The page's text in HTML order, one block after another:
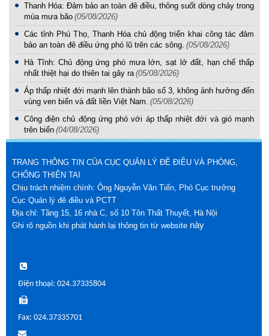
Thanh Hóa: Đảm bảo an toàn đê điều, thông suốt dòng chảy trong
mùa mưa bão (05/08/2026)
Các tỉnh Phú Thọ, Thanh Hóa chủ động triển khai công tác đảm
bảo an toàn đê điều ứng phó lũ trên các sông. (05/08/2026)
Hà Tĩnh: Chủ động ứng phó mưa lớn, sạt lở đất, hạn chế thấp
nhất thiệt hại do thiên tai gây ra (05/08/2026)
Áp thấp nhiệt đới mạnh lên thành bão số 3, không ảnh hưởng đến
vùng ven biển và đất liền Việt Nam. (05/08/2026)
Công điện chủ động ứng phó với áp thấp nhiệt đới và gió mạnh
trên biển (04/08/2026)
TRANG THÔNG TIN CỦA CỤC QUẢN LÝ ĐÊ ĐIỀU VÀ PHÒNG,
CHỐNG THIÊN TAI
Chịu trách nhiệm chính: Ông Nguyễn Văn Tiến, Phó Cục trưởng
Cục Quản lý đê điều và PCTT
Địa chỉ: Tầng 15, 16 nhà C, số 10 Tôn Thất Thuyết, Hà Nội
Ghi rõ nguồn khi phát hành lại thông tin từ website này
Điện thoại: 024.37335804
Fax: 024.37335701